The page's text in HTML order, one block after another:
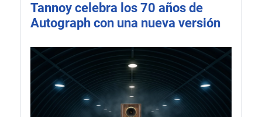
Tannoy celebra los 70 años de
Autograph con una nueva versión